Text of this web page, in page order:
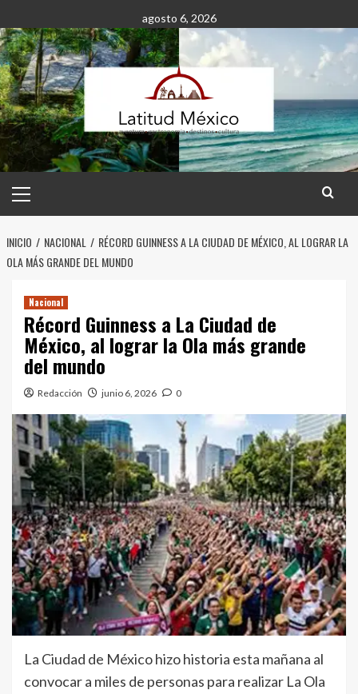
al
contenido
agosto 6, 2026
principal
INICIO NACIONAL
RÉCORD GUINNESS A LA CIUDAD DE MÉXICO, AL LOGRAR LA
OLA MÁS GRANDE DEL MUNDO
Nacional
Récord Guinness a La Ciudad de
México, al lograr la Ola más grande
del mundo
Redacción junio 6, 2026 0
La Ciudad de México hizo historia esta mañana al
convocar a miles de personas para realizar La Ola